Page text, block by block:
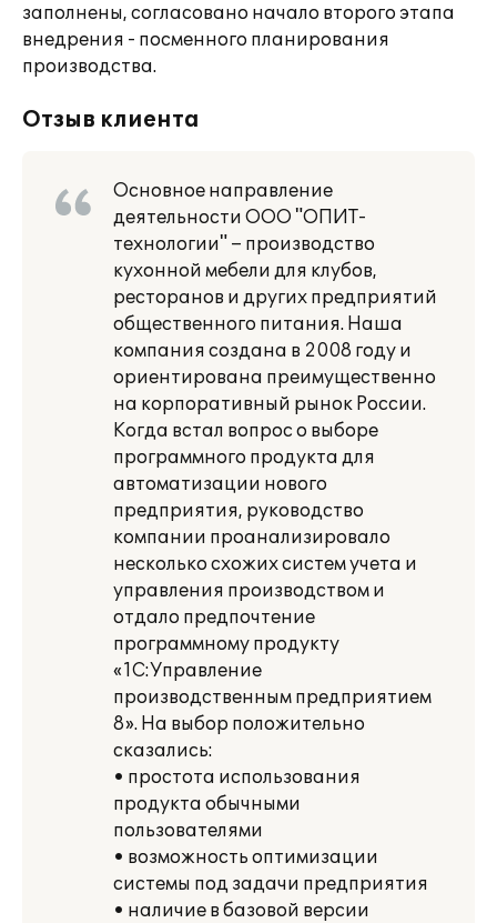
заполнены, согласовано начало второго этапа
внедрения - посменного планирования
производства.
Отзыв клиента
Основное направление
деятельности ООО "ОПИТ-
технологии" – производство
кухонной мебели для клубов,
ресторанов и других предприятий
общественного питания. Наша
компания создана в 2008 году и
ориентирована преимущественно
на корпоративный рынок России.
Когда встал вопрос о выборе
программного продукта для
автоматизации нового
предприятия, руководство
компании проанализировало
несколько схожих систем учета и
управления производством и
отдало предпочтение
программному продукту
«1С:Управление
производственным предприятием
8». На выбор положительно
сказались:
• простота использования
продукта обычными
пользователями
• возможность оптимизации
системы под задачи предприятия
• наличие в базовой версии